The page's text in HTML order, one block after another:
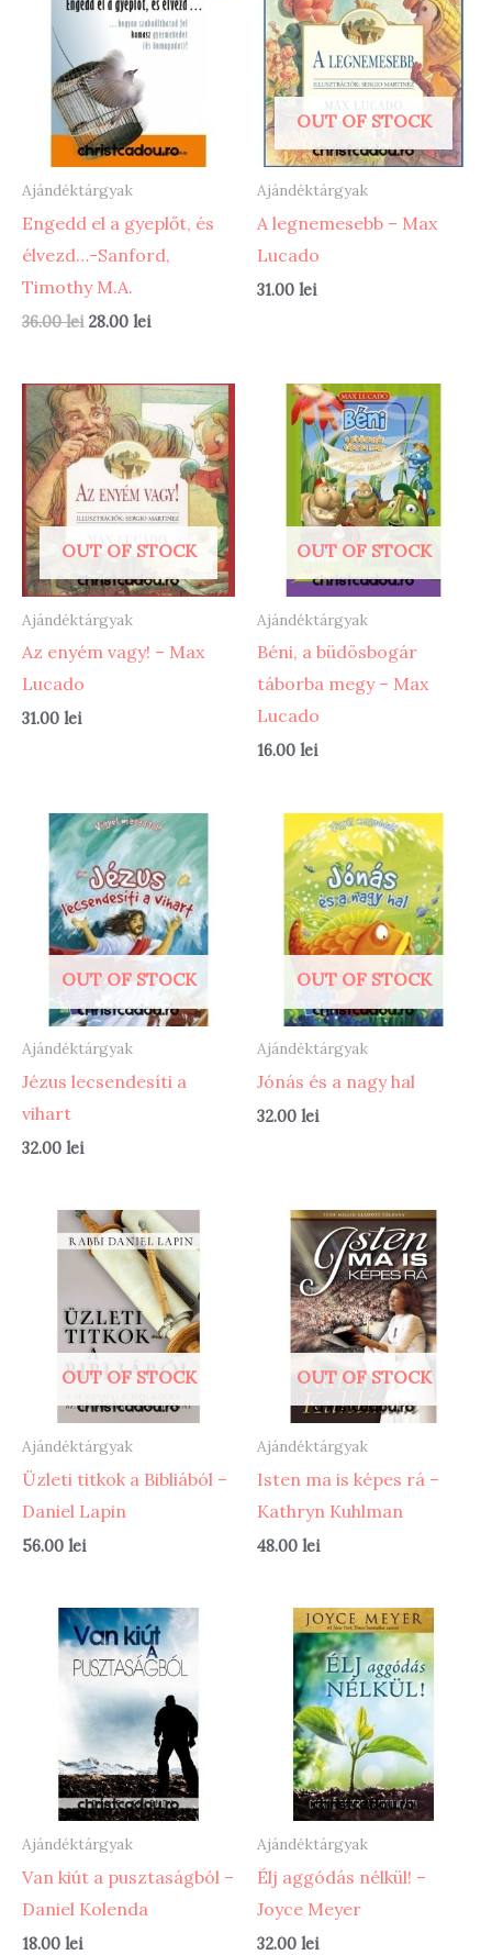
Ajándéktárgyak
Engedd el a gyeplőt, és
élvezd…-Sanford,
Timothy M.A.
36.00lei Original
36.00 lei.
28.00 leiCurrent
28.00 lei.
OUT OF STOCK
Ajándéktárgyak
A legnemesebb – Max
Lucado
31.00 lei
OUT OF STOCK
Ajándéktárgyak
Az enyém vagy! – Max
Lucado
31.00 lei
OUT OF STOCK
Ajándéktárgyak
Béni, a büdösbogár
táborba megy – Max
Lucado
16.00 lei
OUT OF STOCK
Ajándéktárgyak
Jézus lecsendesíti a
vihart
32.00 lei
OUT OF STOCK
Ajándéktárgyak
Jónás és a nagy hal
32.00 lei
OUT OF STOCK
Ajándéktárgyak
Üzleti titkok a Bibliából –
Daniel Lapin
56.00 lei
OUT OF STOCK
Ajándéktárgyak
Isten ma is képes rá –
Kathryn Kuhlman
48.00 lei
Ajándéktárgyak
Van kiút a pusztaságból –
Daniel Kolenda
18.00 lei
Ajándéktárgyak
Élj aggódás nélkül! –
Joyce Meyer
32.00 lei